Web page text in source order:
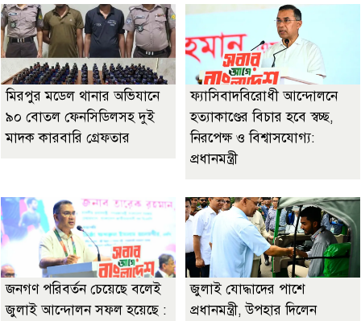
মিরপুর মডেল থানার অভিযানে
৯০ বোতল ফেনসিডিলসহ দুই
মাদক কারবারি গ্রেফতার
ফ্যাসিবাদবিরোধী আন্দোলনে
হত্যাকাণ্ডের বিচার হবে স্বচ্ছ,
নিরপেক্ষ ও বিশ্বাসযোগ্য:
প্রধানমন্ত্রী
জনগণ পরিবর্তন চেয়েছে বলেই
জুলাই আন্দোলন সফল হয়েছে :
জুলাই যোদ্ধাদের পাশে
প্রধানমন্ত্রী, উপহার দিলেন